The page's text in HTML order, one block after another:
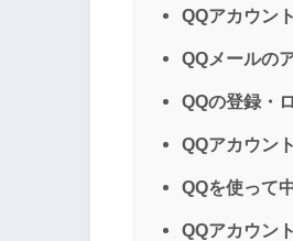
QQアカウン
QQメールの
QQの登録・
QQアカウン
QQを使って
QQアカウン